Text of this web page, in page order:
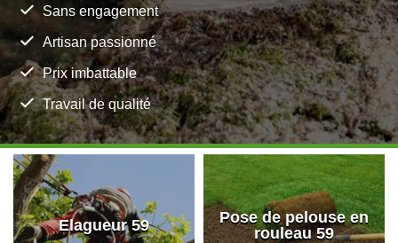
Sans engagement
Artisan passionné
Prix imbattable
Travail de qualité
Elagueur 59
Pose de pelouse en
rouleau 59